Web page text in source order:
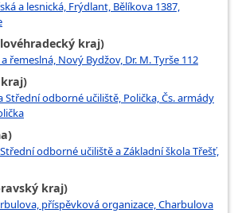
a lesnická, Frýdlant, Bělíkova 1387,
kraj)
řemeslná, Nový Bydžov, Dr. M. Tyrše 112
odborné učiliště, Polička, Čs. armády
odborné učiliště a Základní škola Třešť,
kraj)
příspěvková organizace, Charbulova